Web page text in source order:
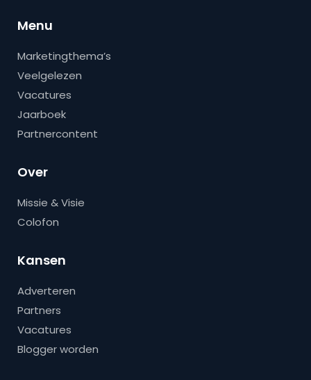
Menu
Marketingthema’s
Veelgelezen
Vacatures
Jaarboek
Partnercontent
Over
Missie & Visie
Colofon
Kansen
Adverteren
Partners
Vacatures
Blogger worden